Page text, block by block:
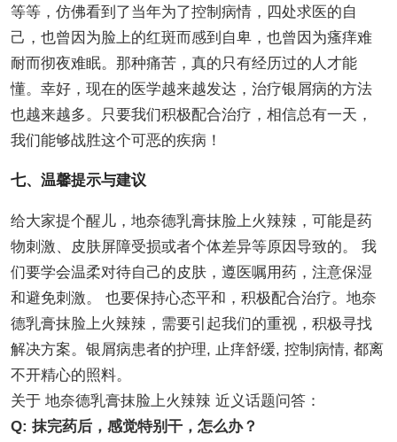
等等，仿佛看到了当年为了控制病情，四处求医的自
己，也曾因为脸上的红斑而感到自卑，也曾因为瘙痒难
耐而彻夜难眠。那种痛苦，真的只有经历过的人才能
懂。幸好，现在的医学越来越发达，治疗银屑病的方法
也越来越多。只要我们积极配合治疗，相信总有一天，
我们能够战胜这个可恶的疾病！
七、温馨提示与建议
给大家提个醒儿，地奈德乳膏抹脸上火辣辣，可能是药
物刺激、皮肤屏障受损或者个体差异等原因导致的。 我
们要学会温柔对待自己的皮肤，遵医嘱用药，注意保湿
和避免刺激。 也要保持心态平和，积极配合治疗。地奈
德乳膏抹脸上火辣辣，需要引起我们的重视，积极寻找
解决方案。银屑病患者的护理, 止痒舒缓, 控制病情, 都离
不开精心的照料。
关于 地奈德乳膏抹脸上火辣辣 近义话题问答：
Q: 抹完药后，感觉特别干，怎么办？